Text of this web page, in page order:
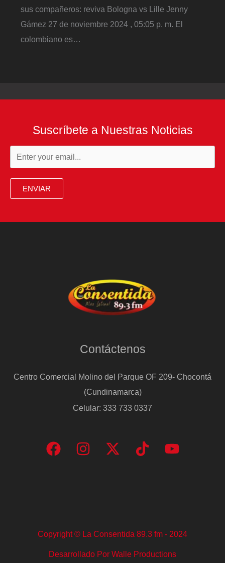
sus compañeros: reviva Bologna vs Lille Jenny
Gámez 27 de noviembre 2024 , 05:05 p. m. El
colombiano es…
Suscríbete a Nuestras Noticias
ENVIAR
Contáctenos
Centro Comercial Molino del Parque OF 209- Chocontá
(Cundinamarca)
Celular: 333 733 0337
Copyright © La Consentida 89.3 fm - 2024
Desarrollado Por Walle Productions